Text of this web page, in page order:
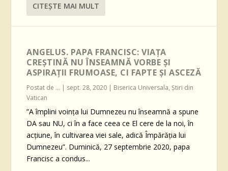
CITEŞTE MAI MULT
ANGELUS. PAPA FRANCISC: VIAȚA
CREȘTINĂ NU ÎNSEAMNĂ VORBE ȘI
ASPIRAȚII FRUMOASE, CI FAPTE ȘI ASCEZĂ
Postat de ... | sept. 28, 2020 | Biserica Universala,Știri din
Vatican
”A împlini voința lui Dumnezeu nu înseamnă a spune
DA sau NU, ci în a face ceea ce El cere de la noi, în
acțiune, în cultivarea viei sale, adică Împărăția lui
Dumnezeu”. Duminică, 27 septembrie 2020, papa
Francisc a condus...